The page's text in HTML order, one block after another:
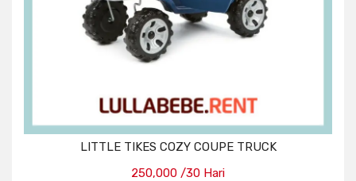
LITTLE TIKES COZY COUPE TRUCK
250,000 /30 Hari